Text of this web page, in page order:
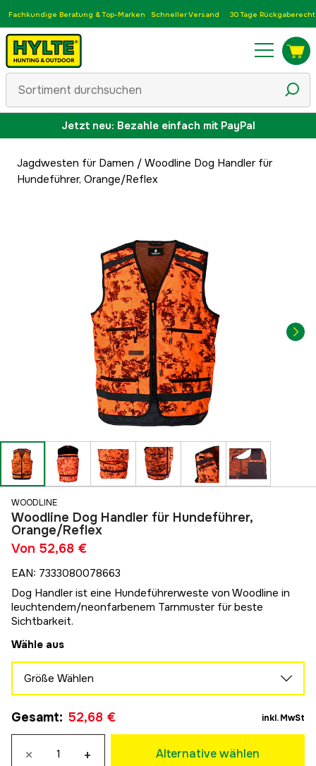
Fachkundige Beratung & Top-Marken Schneller Versand 30 Tage Rückgaberecht
Jetzt neu: Bezahle einfach mit PayPal
Jagdwesten für Damen / Woodline Dog Handler für
Hundeführer, Orange/Reflex
WOODLINE
Woodline Dog Handler für Hundeführer,
Orange/Reflex
Von 52,68 €
EAN: 7333080078663
Dog Handler ist eine Hundeführerweste von Woodline in
leuchtendem/neonfarbenem Tarnmuster für beste
Sichtbarkeit.
Wähle aus
Größe Wählen
52,68 €
Vorübergehend ausverkauft
S
52,68 €
Gesamt: 52,68 € inkl. MwSt
× + Alternative wählen